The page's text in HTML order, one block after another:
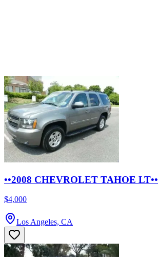
••2008 CHEVROLET TAHOE LT••
$4,000
Los Angeles, CA